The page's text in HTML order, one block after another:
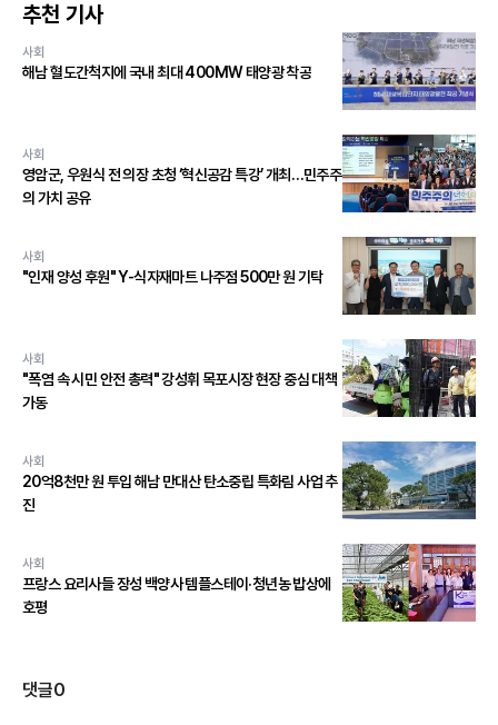
추천 기사
사회
해남 혈도간척지에 국내 최대 400MW 태양광 착공
사회
영암군, 우원식 전 의장 초청 ‘혁신공감 특강’ 개최…민주주
의 가치 공유
사회
"인재 양성 후원" Y-식자재마트 나주점 500만 원 기탁
사회
"폭염 속 시민 안전 총력" 강성휘 목포시장 현장 중심 대책
가동
사회
20억8천만 원 투입 해남 만대산 탄소중립 특화림 사업 추
진
사회
프랑스 요리사들 장성 백양사 템플스테이·청년농 밥상에
호평
댓글0